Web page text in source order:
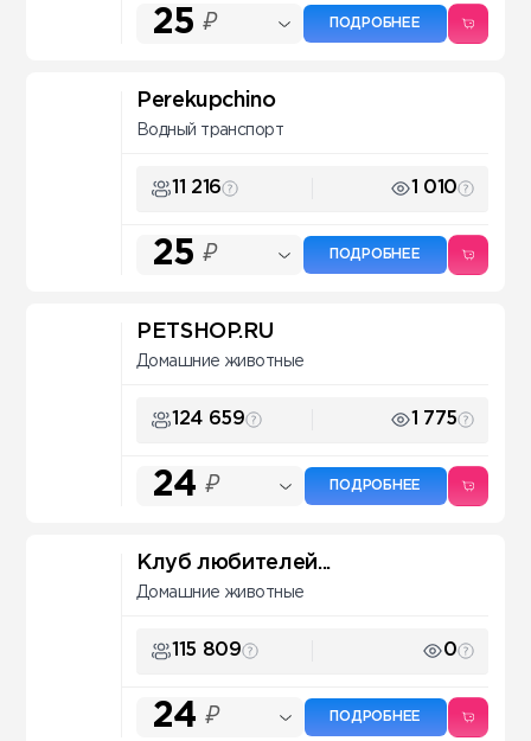
25 ₽ ПОДРОБНЕЕ
Perekupchino
Водный транспорт
11 216 1 010
25 ₽ ПОДРОБНЕЕ
PETSHOP.RU
Домашние животные
124 659 1 775
24 ₽ ПОДРОБНЕЕ
Клуб любителей...
Домашние животные
115 809 0
24 ₽ ПОДРОБНЕЕ